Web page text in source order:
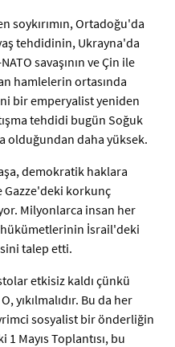
soykırımın, Ortadoğu'da
tehdidinin, Ukrayna'da
savaşının ve Çin ile
hamlelerin ortasında
bir emperyalist yeniden
tehdidi bugün Soğuk
olduğundan daha yüksek.
demokratik haklara
Gazze'deki korkunç
Milyonlarca insan her
hükümetlerinin İsrail'deki
talep etti.
etkisiz kaldı çünkü
yıkılmalıdır. Bu da her
sosyalist bir önderliğin
Mayıs Toplantısı, bu